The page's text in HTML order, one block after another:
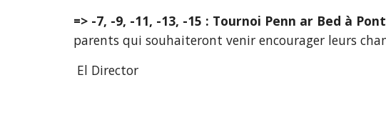
=> -7, -9, -11, -13, -15 : Tournoi Penn ar Bed à
parents qui souhaiteront venir encourager leurs
El Director